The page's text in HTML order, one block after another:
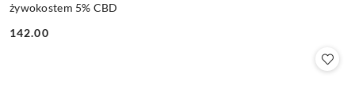
żywokostem 5% CBD
Cena:
142.00